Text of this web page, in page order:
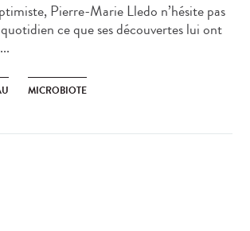
Pierre-Marie Lledo n’hésite pas
ce que ses découvertes lui ont
MICROBIOTE